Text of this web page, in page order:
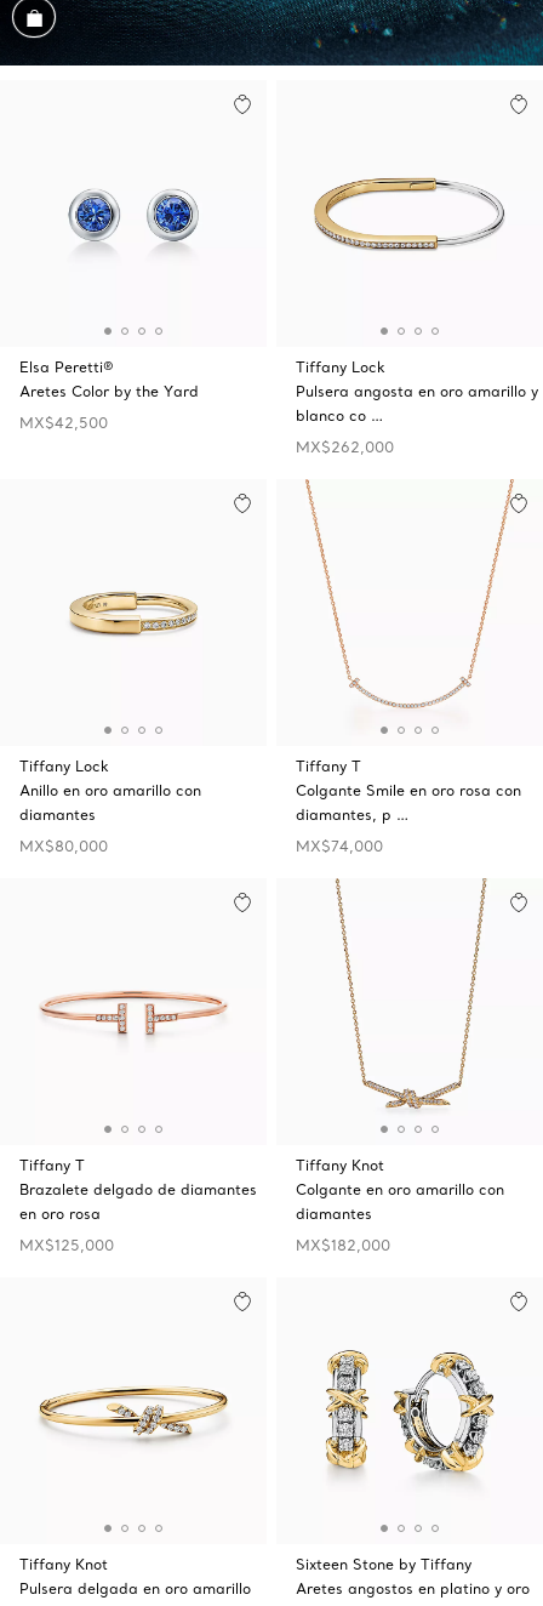
Conozca el look
Elsa Peretti®
Aretes Color by the Yard
MX$42,500
Tiffany Lock
Pulsera angosta en oro amarillo y
blanco co …
MX$262,000
Tiffany Lock
Anillo en oro amarillo con
diamantes
MX$80,000
Tiffany T
Colgante Smile en oro rosa con
diamantes, p …
MX$74,000
Tiffany T
Brazalete delgado de diamantes
en oro rosa
MX$125,000
Tiffany Knot
Colgante en oro amarillo con
diamantes
MX$182,000
Tiffany Knot
Pulsera delgada en oro amarillo
Sixteen Stone by Tiffany
Aretes angostos en platino y oro